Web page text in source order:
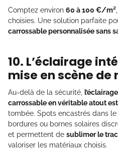
Comptez environ 60 à 100 €/m²
choisies. Une solution parfaite
carrossable personnalisée sans
10. L’éclairage
mise en scène de
Au-delà de la sécurité,
carrossable en véritable atout
tombée. Spots encastrés dans
bordures ou bornes solaires
et permettent de sublimer le
valoriser les matériaux choisis.